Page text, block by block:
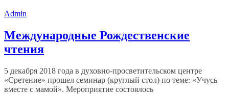
Admin
Международные Рождественские
чтения
5 декабря 2018 года в духовно-просветительском центре
«Сретение» прошел семинар (круглый стол) по теме: «Учусь
вместе с мамой». Мероприятие состоялось